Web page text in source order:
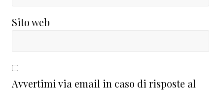
Sito web
Avvertimi via email in caso di risposte al